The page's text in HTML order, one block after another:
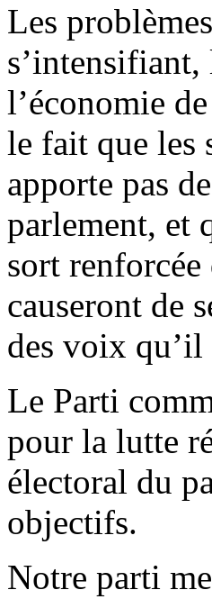
Les
s’intensifiant,
l’économie
le fait que les
apporte pas
parlement, et
sort
causeront de
des voix qu’il
Le Parti
pour la lutte
électoral du
objectifs.
Notre parti